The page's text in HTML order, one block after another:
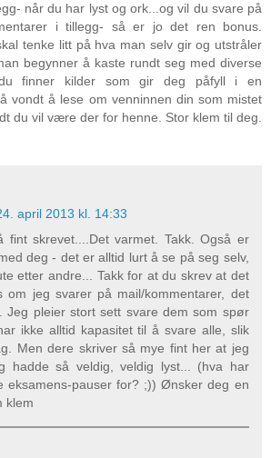
når du har lyst og ork...og vil du svare på
i tillegg- så er jo det ren bonus.
tenke litt på hva man selv gir og utstråler
begynner å kaste rundt seg med diverse
du finner kilder som gir deg påfyll i en
vondt å lese om venninnen din som mistet
du vil være der for henne. Stor klem til deg.
april 2013 kl. 14:33
fint skrevet....Det varmet. Takk. Også er
deg - det er alltid lurt å se på seg selv,
etter andre... Takk for at du skrev at det
om jeg svarer på mail/kommentarer, det
Jeg pleier stort sett svare dem som spør
ikke alltid kapasitet til å svare alle, slik
Men dere skriver så mye fint her at jeg
hadde så veldig, veldig lyst... (hva har
eksamens-pauser for? ;)) Ønsker deg en
klem